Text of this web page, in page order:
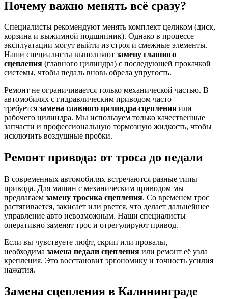
Почему важно менять всё сразу?
Специалисты рекомендуют менять комплект целиком (диск,
корзина и выжимной подшипник). Однако в процессе
эксплуатации могут выйти из строя и смежные элементы.
Наши специалисты выполняют замену главного
сцепления (главного цилиндра) с последующей прокачкой
системы, чтобы педаль вновь обрела упругость.
Ремонт не ограничивается только механической частью. В
автомобилях с гидравлическим приводом часто
требуется замена главного цилиндра сцепления или
рабочего цилиндра. Мы используем только качественные
запчасти и профессиональную тормозную жидкость, чтобы
исключить воздушные пробки.
Ремонт привода: от троса до педали
В современных автомобилях встречаются разные типы
привода. Для машин с механическим приводом мы
предлагаем замену тросика сцепления. Со временем трос
растягивается, закисает или рвется, что делает дальнейшее
управление авто невозможным. Наши специалисты
оперативно заменят трос и отрегулируют привод.
Если вы чувствуете люфт, скрип или провалы,
необходима замена педали сцепления или ремонт её узла
крепления. Это восстановит эргономику и точность усилия
нажатия.
Замена сцепления в Калининграде